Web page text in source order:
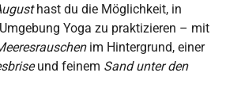
hast du die Möglichkeit, in
Yoga zu praktizieren – mit
im Hintergrund, einer
und feinem Sand unter den